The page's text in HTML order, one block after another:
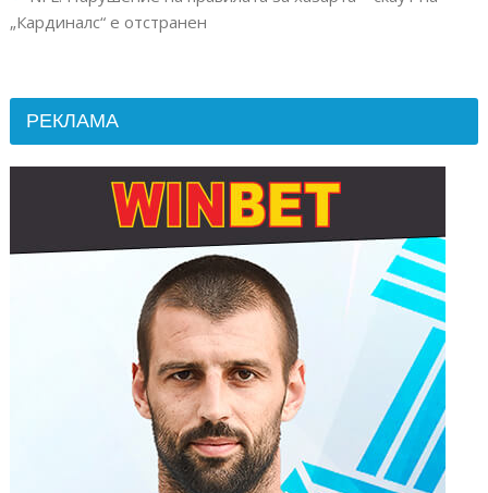
„Кардиналс“ е отстранен
РЕКЛАМА